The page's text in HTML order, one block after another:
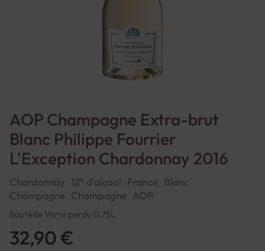
AOP Champagne Extra-brut
Blanc Philippe Fourrier
L'Exception Chardonnay 2016
Chardonnay 12° d'alcool France
Blanc
Champagne Champagne AOP
Bouteille Verre perdu 0,75L
32,90 €